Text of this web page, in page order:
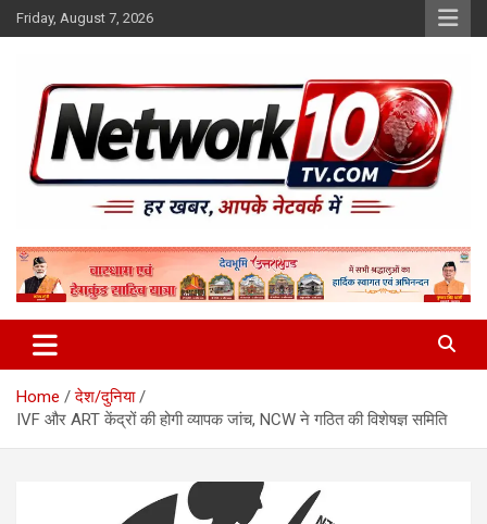
Skip
to
Friday, August 7, 2026
Network10tv
Home
देश/दुनिया
IVF और ART केंद्रों की होगी व्यापक जांच, NCW ने गठित की विशेषज्ञ समिति